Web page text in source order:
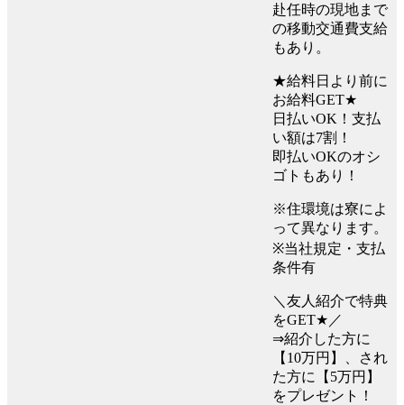
赴任時の現地まで
の移動交通費支給
もあり。
★給料日より前に
お給料GET★
日払いOK！支払
い額は7割！
即払いOKのオシ
ゴトもあり！
※住環境は寮によ
って異なります。
※当社規定・支払
条件有
＼友人紹介で特典
をGET★／
⇒紹介した方に
【10万円】、され
た方に【5万円】
をプレゼント！